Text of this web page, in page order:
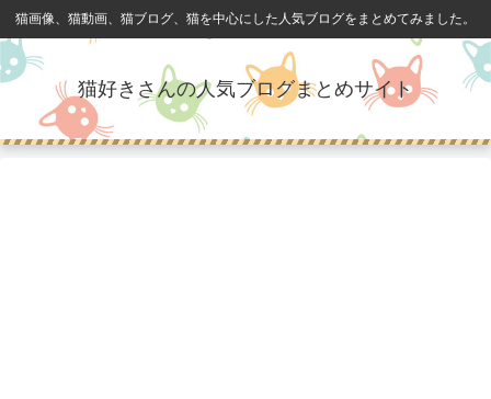
猫画像、猫動画、猫ブログ、猫を中心にした人気ブログをまとめてみました。
猫好きさんの人気ブログまとめサイト